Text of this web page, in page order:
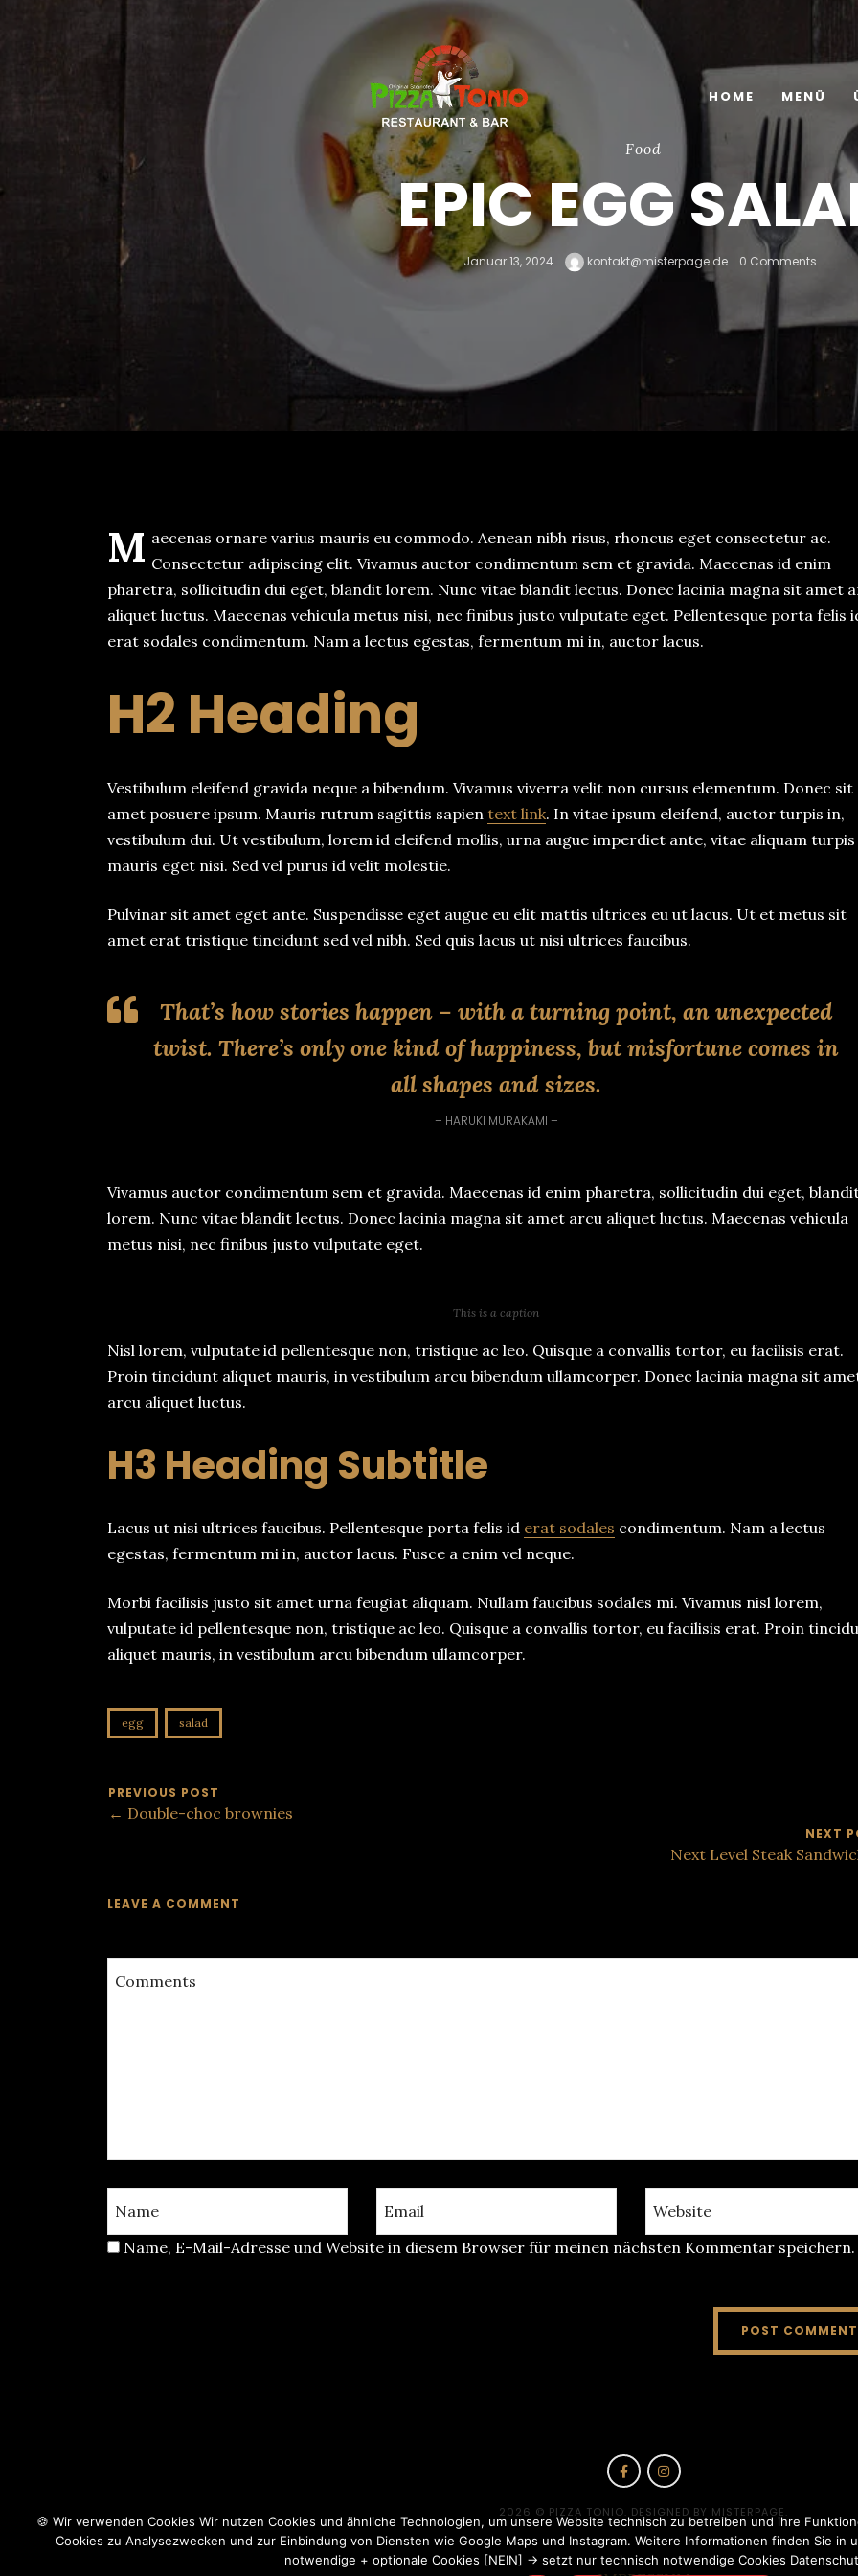
HOME MENÜ
Food
EPIC EGG
Januar 13, 2024 kontakt@misterpage.de 0 Comments
M aecenas ornare varius mauris eu commodo. Aenean nibh risus, rhoncus eget consectetur ac.
Consectetur adipiscing elit. Vivamus auctor condimentum sem et gravida. Maecenas id enim
pharetra, sollicitudin dui eget, blandit lorem. Nunc vitae blandit lectus. Donec lacinia magna sit amet
aliquet luctus. Maecenas vehicula metus nisi, nec finibus justo vulputate eget. Pellentesque porta felis
erat sodales condimentum. Nam a lectus egestas, fermentum mi in, auctor lacus.
H2 Heading
Vestibulum eleifend gravida neque a bibendum. Vivamus viverra velit non cursus elementum. Donec sit
amet posuere ipsum. Mauris rutrum sagittis sapien text link. In vitae ipsum eleifend, auctor turpis in,
vestibulum dui. Ut vestibulum, lorem id eleifend mollis, urna augue imperdiet ante, vitae aliquam turpis
mauris eget nisi. Sed vel purus id velit molestie.
Pulvinar sit amet eget ante. Suspendisse eget augue eu elit mattis ultrices eu ut lacus. Ut et metus sit
amet erat tristique tincidunt sed vel nibh. Sed quis lacus ut nisi ultrices faucibus.
That’s how stories happen – with a turning point, an unexpected
twist. There’s only one kind of happiness, but misfortune comes in
all shapes and sizes.
– HARUKI MURAKAMI –
Vivamus auctor condimentum sem et gravida. Maecenas id enim pharetra, sollicitudin dui eget,
lorem. Nunc vitae blandit lectus. Donec lacinia magna sit amet arcu aliquet luctus. Maecenas vehicula
metus nisi, nec finibus justo vulputate eget.
This is a caption
Nisl lorem, vulputate id pellentesque non, tristique ac leo. Quisque a convallis tortor, eu facilisis erat.
Proin tincidunt aliquet mauris, in vestibulum arcu bibendum ullamcorper. Donec lacinia magna sit
arcu aliquet luctus.
H3 Heading Subtitle
Lacus ut nisi ultrices faucibus. Pellentesque porta felis id erat sodales condimentum. Nam a lectus
egestas, fermentum mi in, auctor lacus. Fusce a enim vel neque.
Morbi facilisis justo sit amet urna feugiat aliquam. Nullam faucibus sodales mi. Vivamus nisl lorem,
vulputate id pellentesque non, tristique ac leo. Quisque a convallis tortor, eu facilisis erat. Proin
aliquet mauris, in vestibulum arcu bibendum ullamcorper.
egg salad
PREVIOUS POST
← Double-choc brownies
NEXT
Next Level Steak
LEAVE A COMMENT
Name, E-Mail-Adresse und Website in diesem Browser für meinen nächsten Kommentar speichern.
2026 © PIZZA TONIO. DESIGNED BY MISTERPAGE.
🍪 Wir verwenden Cookies Wir nutzen Cookies und ähnliche Technologien, um unsere Website technisch zu betreiben und ihre
Cookies zu Analysezwecken und zur Einbindung von Diensten wie Google Maps und Instagram. Weitere Informationen finden Sie
notwendige + optionale Cookies [NEIN] → setzt nur technisch notwendige Cookies